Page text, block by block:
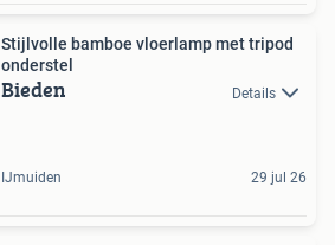
Stijlvolle bamboe vloerlamp met tripod
onderstel
Bieden Details
IJmuiden 29 jul 26